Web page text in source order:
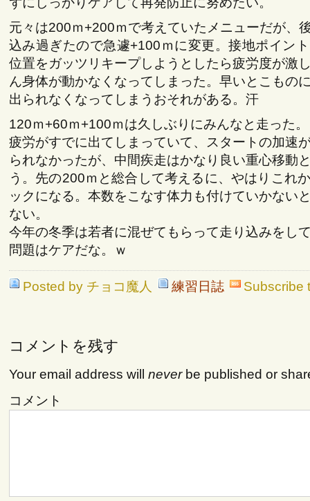
元々は200ｍ+200ｍで考えていたメニューだが、
込み過ぎたので急遽+100ｍに変更。接地ポイン
位置をガッツリキープしようとしたら疲労度が激
ん身体が動かなくなってしまった。早いとこもの
出られなくなってしまうおそれがある。汗
120ｍ+60ｍ+100ｍは久しぶりにみんなと走った。
疲労がすでに出てしまっていて、スタートの加速
られなかったが、中間疾走はかなり良い重心移動
う。先の200ｍと総合して考えるに、やはりこれ
ックになる。本数をこなす体力も付けていかない
ない。
今年の冬季は若者に混ぜてもらって走り込みをし
問題はケアだな。ｗ
Posted by チョコ魔人 練習日誌 Subscribe
コメントを残す
Your email address will neverbe published or
コメント